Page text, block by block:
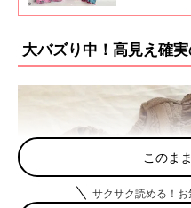
るカラフル
デ術もお伝
くださいね
大バズり中！高見え確
このま
サクサク読める！